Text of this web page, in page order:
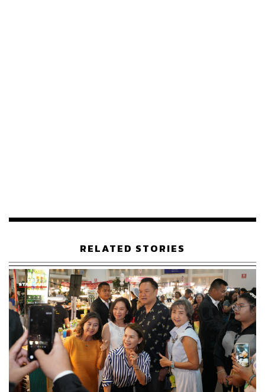
ศิริกัญญากล่าวต่อไปว่า พรรคก้าวไกลเคยถูกกล่าวหาว่าเป็น
พรรคที่จะตัดบำนาญข้าราชการ แต่คนที่ตัดจริงคือรัฐบาลนี้
ท่านบอกว่า ถ้าไม่พอ ไปใช้งบกลางเอาก็ได้ หรือถ้างบกลาง
ยังไม่พออีก ให้ไปใช้เงินคงคลังก็ได้ แต่ปัญหาคือ การจัด
ลำดับความสำคัญ ถ้าจะให้เจ้าหนี้ที่รอดอกเบี้ย ข้าราชการ
ไปลุ้นจากการของบกลางหรือเงินคงคลัง แบบนี้ก็เรียกว่าไม่
ได้ให้ความสำคัญกับพวกเขา แม้ว่าเรื่องนี้จะเกิดขึ้นเป็น
ประจำ แต่ปีนี้หนักขึ้น เพราะต้องประดิษฐ์ตัวเลขทุกอย่างให้
อยู่ในกรอบวินัยการเงินการคลัง จึงต้องหยิบเอางบเข้า-ออก
เพื่อตบให้ตัวเลขดูดี
RELATED STORIES